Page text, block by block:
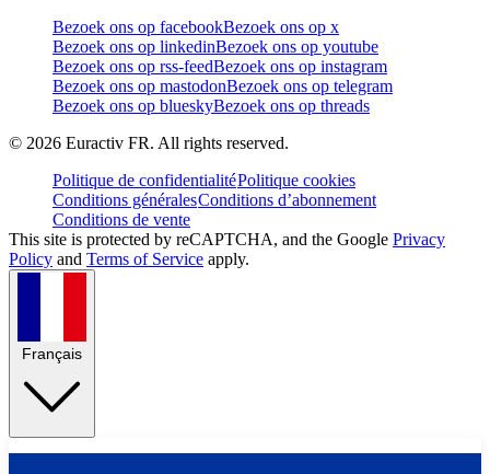
Bezoek ons op facebookBezoek ons op x
Bezoek ons op linkedinBezoek ons op youtube
Bezoek ons op rss-feedBezoek ons op instagram
Bezoek ons op mastodonBezoek ons op telegram
Bezoek ons op blueskyBezoek ons op threads
© 2026 Euractiv FR. All rights reserved.
Politique de confidentialitéPolitique cookies
Conditions généralesConditions d’abonnement
Conditions de vente
This site is protected by reCAPTCHA, and the Google Privacy
Policy and Terms of Service apply.
Français